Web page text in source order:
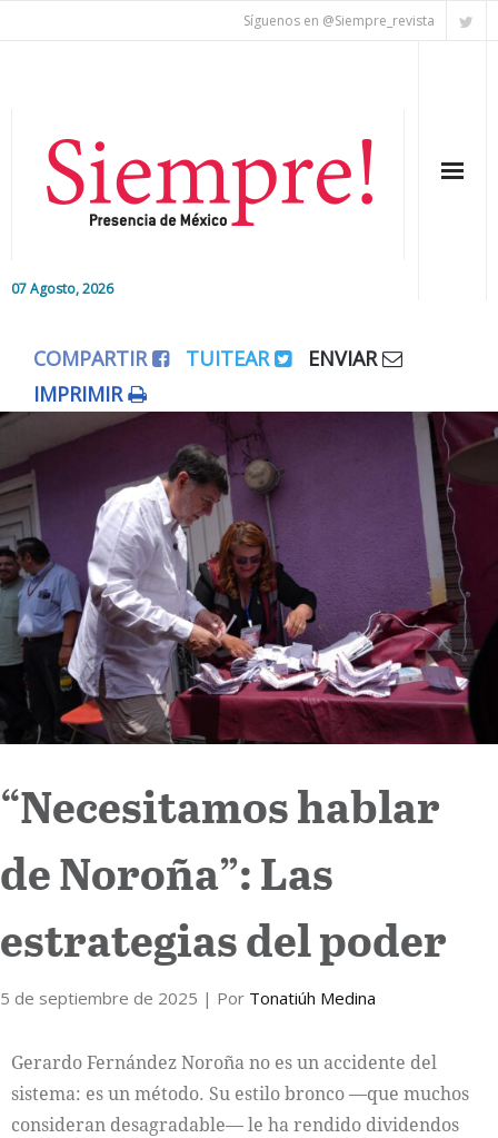
Síguenos en @Siempre_revista
07 Agosto, 2026
Editorial
Nacional
Colaboradores
Internacional
Cultura
COMPARTIR TUITEAR
ENVIAR
IMPRIMIR
“Necesitamos hablar
de Noroña”: Las
estrategias del poder
5 de septiembre de 2025 | Por Tonatiúh Medina
Gerardo Fernández Noroña no es un accidente del
sistema: es un método. Su estilo bronco —que muchos
consideran desagradable— le ha rendido dividendos